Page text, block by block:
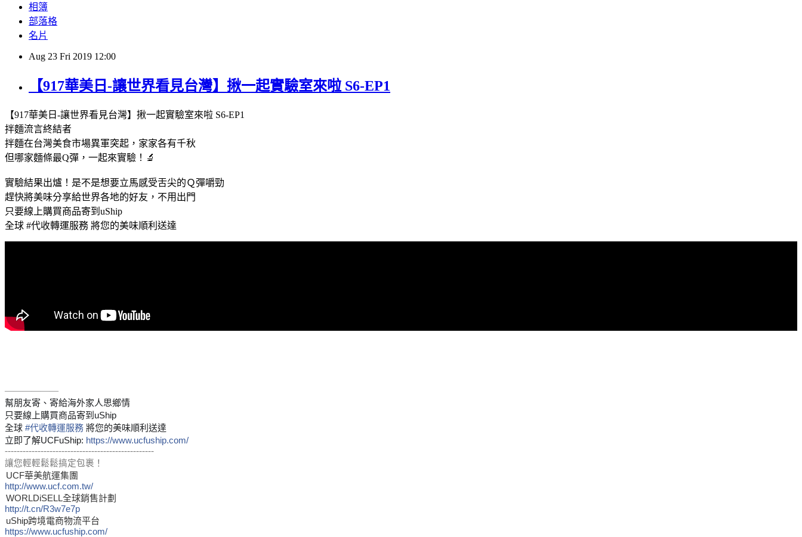
相簿
部落格
名片
Aug 23 Fri 2019 12:00
【917華美日-讓世界看見台灣】揪一起實驗室來啦 S6-EP1
【917華美日-讓世界看見台灣】揪一起實驗室來啦 S6-EP1
拌麵流言終結者
拌麵在台灣美食市場異軍突起，家家各有千秋
但哪家麵條最Q彈，一起來實驗！🔬
實驗結果出爐！是不是想要立馬感受舌尖的Ｑ彈嚼勁
趕快將美味分享給世界各地的好友，不用出門
只要線上購買商品寄到uShip
全球 #代收轉運服務 將您的美味順利送達
——————
幫朋友寄、寄給海外家人思鄉情
只要線上購買商品寄到uShip
全球 #代收轉運服務 將您的美味順利送達
立即了解UCFuShip: https://www.ucfuship.com/
--------------------------------------------------
讓您輕輕鬆鬆搞定包裹！
UCF華美航運集團
http://www.ucf.com.tw/
WORLDiSELL全球銷售計劃
http://t.cn/R3w7e7p
uShip跨境電商物流平台
https://www.ucfuship.com/